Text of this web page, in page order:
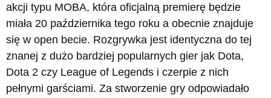
akcji typu MOBA, która oficjalną premierę będzie
miała 20 października tego roku a obecnie znajduje
się w open becie. Rozgrywka jest identyczna do tej
znanej z dużo bardziej popularnych gier jak Dota,
Dota 2 czy League of Legends i czerpie z nich
pełnymi garściami. Za stworzenie gry odpowiadało